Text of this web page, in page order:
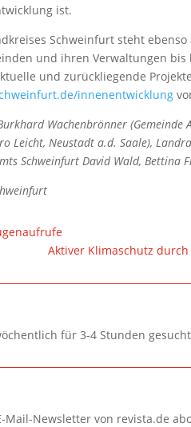
ist.
Schweinfurt steht
und ihren Verwaltungen
und zurückliegende
innenentwicklung
Wachenbrönner (Gemeinde
Leicht, Neustadt a.d. Saale),
Schweinfurt David Wald, Bettina
Aktiver Klimaschutz
für 3-4 Stunden
Mail-Newsletter von revista.de